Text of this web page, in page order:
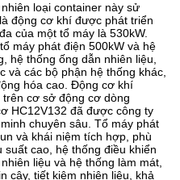
loại container này sử
động cơ khí được phát triển
của một tổ máy là 530kW.
máy phát điện 500kW và hệ
hệ thống ống dẫn nhiên liệu,
và các bộ phận hệ thống khác,
hóa cao. Động cơ khí
cơ sở động cơ dòng
HC12V132 đã được công ty
chuyên sâu. Tổ máy phát
và khái niệm tích hợp, phù
cao, hệ thống điều khiển
liệu và hệ thống làm mát,
cậy, tiết kiệm nhiên liệu, khả